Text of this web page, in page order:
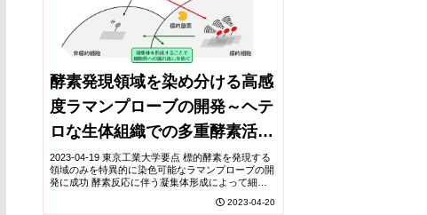
酵素発現領域を染め分ける高感
度ラマンプローブの開発～ヘテ
ロな生体組織での多重酵素活性
検出へ向けて～
2023-04-19 東京工業大学要点 標的酵素を発現する
領域のみを特異的に染色可能なラマンプローブの開
発に成功 酵素反応に伴う凝集体形成によって細胞
ける複数の酵素活性パターンを検出する技術への...
2023-04-20